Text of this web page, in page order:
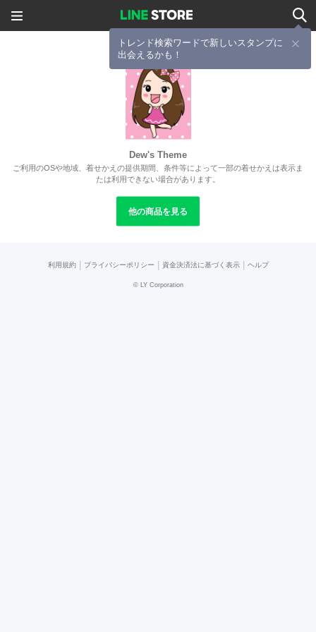
トレンド検索ワードで新しいスタンプに
出会えるかも！
Dew's Theme
ご利用のOSや地域、着せかえの提供期間、条件等によって一部の着せかえは表示ま
たは利用できない場合があります。
他の商品を見る
利用規約 プライバシーポリシー 資金決済法に基づく表示 ヘルプ
© LY Corporation